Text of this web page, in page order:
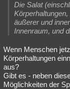
Die Salat
äußerer und
Innenraum, und
Wenn Menschen
Körperhaltungen
aus?
Gibt es - neben
Möglichkeiten der